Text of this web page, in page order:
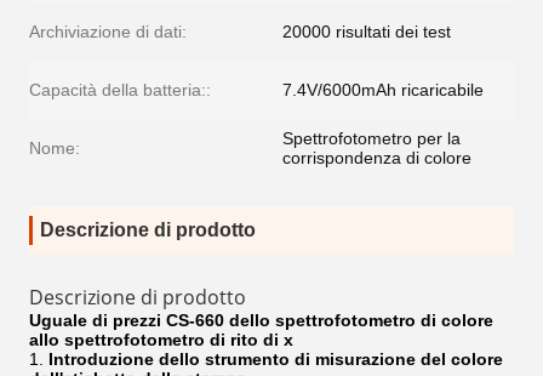
Archiviazione di dati: 20000 risultati dei test
Capacità della batteria:: 7.4V/6000mAh ricaricabile
Nome:
Spettrofotometro per la
corrispondenza di colore
Descrizione di prodotto
Descrizione di prodotto
Uguale di prezzi CS-660 dello spettrofotometro di colore
allo spettrofotometro di rito di x
1. Introduzione dello strumento di misurazione del colore